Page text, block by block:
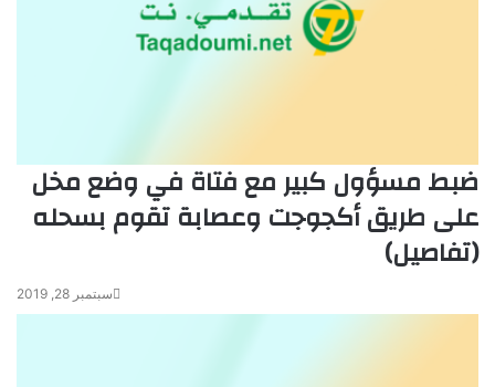
ضبط مسؤول كبير مع فتاة في وضع مخل
على طريق أكجوجت وعصابة تقوم بسحله
(تفاصيل)
سبتمبر 28, 2019